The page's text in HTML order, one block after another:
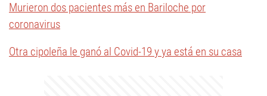
Murieron dos pacientes más en Bariloche por
coronavirus
Otra cipoleña le ganó al Covid-19 y ya está en su casa